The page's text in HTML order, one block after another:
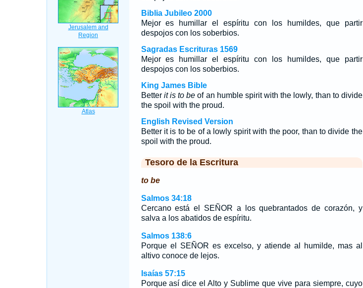
Biblia Jubileo 2000
Mejor es humillar el espíritu con los humildes, que partir
despojos con los soberbios.
Sagradas Escrituras 1569
Mejor es humillar el espíritu con los humildes, que partir
despojos con los soberbios.
King James Bible
Better it is to be of an humble spirit with the lowly, than to divide
the spoil with the proud.
English Revised Version
Better it is to be of a lowly spirit with the poor, than to divide the
spoil with the proud.
Tesoro de la Escritura
to be
Salmos 34:18
Cercano está el SEÑOR a los quebrantados de corazón, y
salva a los abatidos de espíritu.
Salmos 138:6
Porque el SEÑOR es excelso, y atiende al humilde, mas al
altivo conoce de lejos.
Isaías 57:15
Porque así dice el Alto y Sublime que vive para siempre, cuyo